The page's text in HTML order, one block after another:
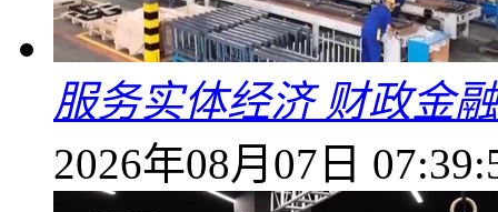
服务实体经济 财政金
2026年08月07日